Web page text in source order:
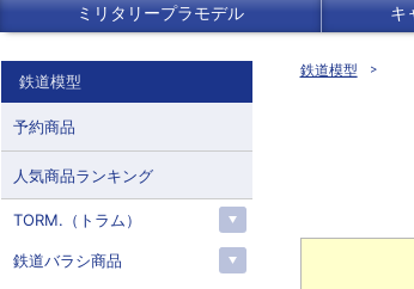
ミリタリープラモデル キ
鉄道模型
鉄道模型
予約商品
人気商品ランキング
TORM.（トラム）
鉄道バラシ商品